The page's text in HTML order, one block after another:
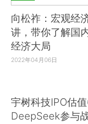
向松祚：宏观经
讲，带你了解国
经济大局
2022年04月06日
宇树科技IPO估
DeepSeek参与